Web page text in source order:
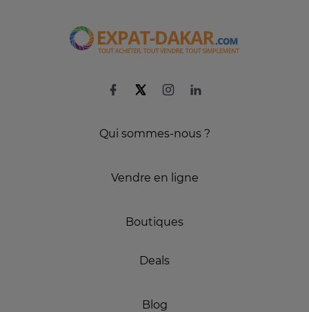
Qui sommes-nous ?
Vendre en ligne
Boutiques
Deals
Blog